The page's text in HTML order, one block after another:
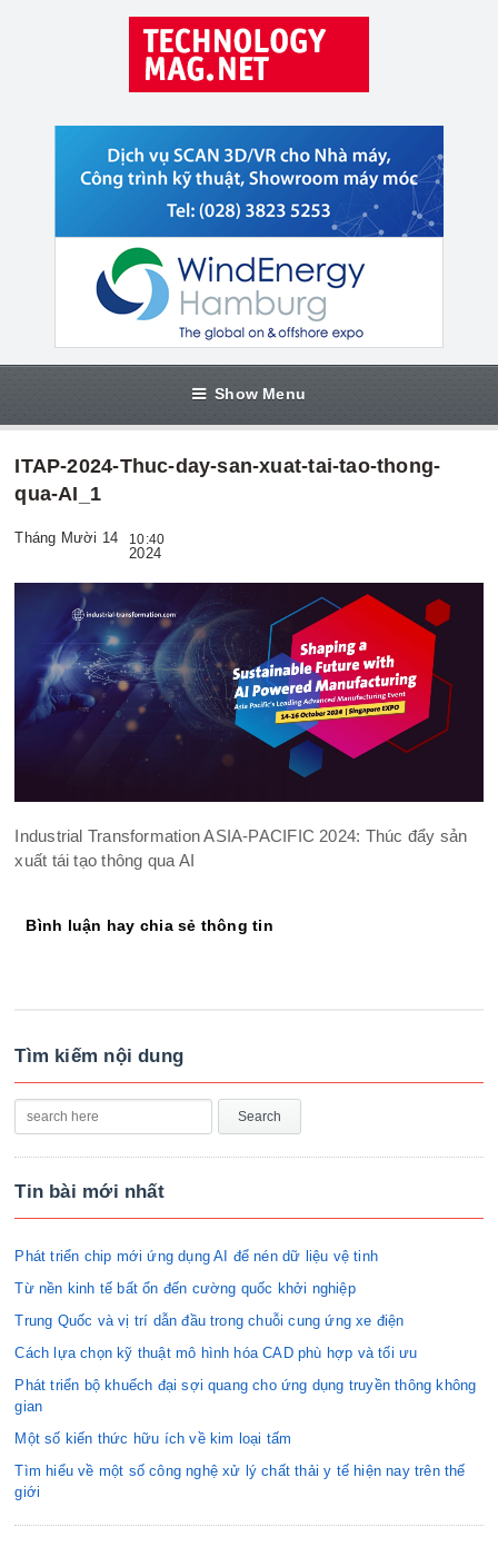
Show Menu
ITAP-2024-Thuc-day-san-xuat-tai-tao-thong-
qua-AI_1
Tháng Mười 14 10:40
2024
Industrial Transformation ASIA-PACIFIC 2024: Thúc đẩy sản
xuất tái tạo thông qua AI
Bình luận hay chia sẻ thông tin
Tìm kiếm nội dung
Tin bài mới nhất
Phát triển chip mới ứng dụng AI để nén dữ liệu vệ tinh
Từ nền kinh tế bất ổn đến cường quốc khởi nghiệp
Trung Quốc và vị trí dẫn đầu trong chuỗi cung ứng xe điện
Cách lựa chọn kỹ thuật mô hình hóa CAD phù hợp và tối ưu
Phát triển bộ khuếch đại sợi quang cho ứng dụng truyền thông không
gian
Một số kiến thức hữu ích về kim loại tấm
Tìm hiểu về một số công nghệ xử lý chất thải y tế hiện nay trên thế
giới